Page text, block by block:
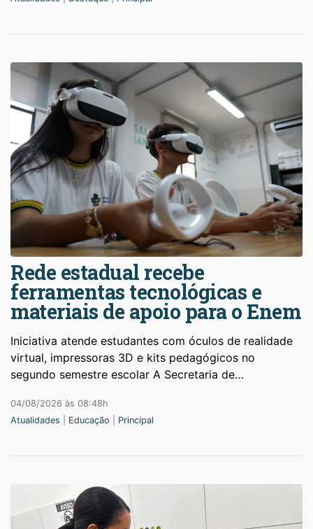
Rede estadual recebe
ferramentas tecnológicas e
materiais de apoio para o Enem
Iniciativa atende estudantes com óculos de realidade
virtual, impressoras 3D e kits pedagógicos no
segundo semestre escolar A Secretaria de…
04/08/2026 às 08:48h
Atualidades
Educação Principal